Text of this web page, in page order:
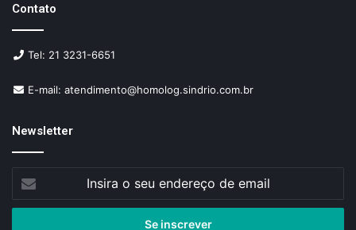
Contato
Tel: 21 3231-6651
E-mail: atendimento@homolog.sindrio.com.br
Newsletter
seu